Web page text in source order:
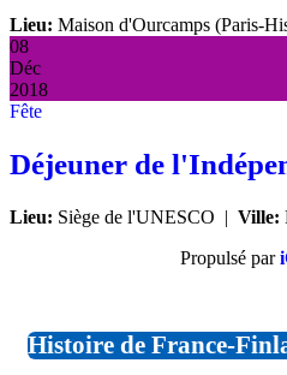
Lieu: Maison d'Ourcamps (Paris-
08
Déc
2018
Fête
Déjeuner de
Lieu: Siège de l'UNESCO | Ville:
Propulsé par
Histoire de France-